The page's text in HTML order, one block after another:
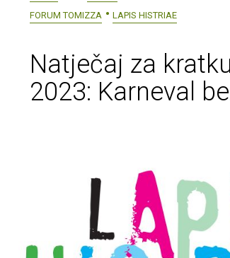
FORUM TOMIZZA
LAPIS HISTRIAE
Natječaj za
2023: Karneval